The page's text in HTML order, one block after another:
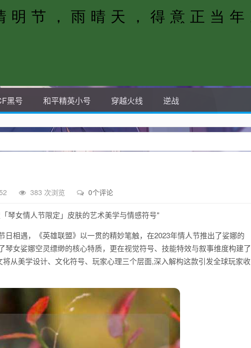
黑号 和平精英小号 穿越火线 逆战
383 次浏览 0个评论
女情人节限定」皮肤的艺术美学与情感符号"
日相遇，《英雄联盟》以一贯的精妙笔触，在2023年情人节推出了娑娜的
琴女娑娜空灵缥缈的核心特质，更在视觉符号、技能特效与叙事维度构建了
从美学设计、文化符号、玩家心理三个层面,深入解构这款引发全球玩家收